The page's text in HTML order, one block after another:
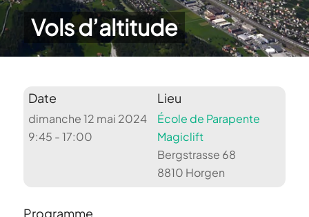
Vols d’altitude
Date
dimanche 12 mai 2024
9:45 - 17:00
Lieu
École de Parapente
Magiclift
Bergstrasse 68
8810 Horgen
Programme